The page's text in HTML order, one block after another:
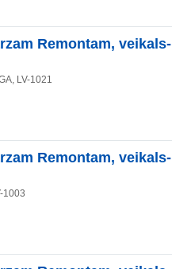
Remontam, veikals-
LV-1021
Remontam, veikals-
1003